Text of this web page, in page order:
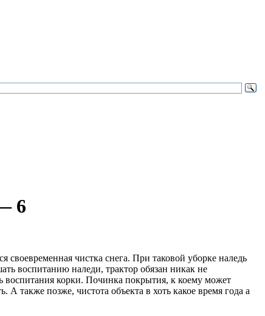
6
чистка снега. При таковой уборке наледь
воспитанию наледи, трактор обязан никак не
воспитания корки. Починка покрытия, к коему может
А также позже, чистота объекта в хоть какое время года а